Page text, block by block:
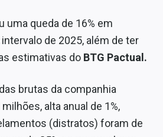
uma queda de 16% em
de 2025, além de ter
estimativas do BTG Pactual.
brutas da companhia
alta anual de 1%,
(distratos) foram de